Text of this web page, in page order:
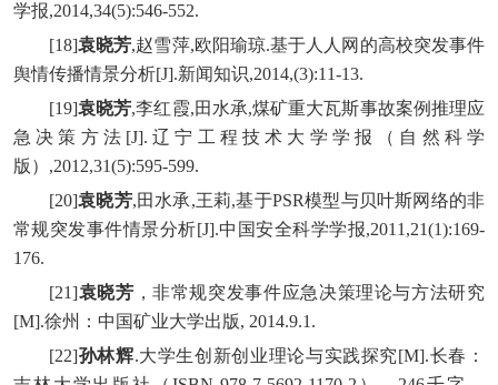
学报,2014,34(5):546-552.
[18]袁晓芳,赵雪萍,欧阳瑜琼.基于人人网的高校突发事件
舆情传播情景分析[J].新闻知识,2014,(3):11-13.
[19]袁晓芳,李红霞,田水承,煤矿重大瓦斯事故案例推理应
急决策方法[J].辽宁工程技术大学学报（自然科学
版）,2012,31(5):595-599.
[20]袁晓芳,田水承,王莉,基于PSR模型与贝叶斯网络的非
常规突发事件情景分析[J].中国安全科学学报,2011,21(1):169-
176.
[21]袁晓芳 ，非常规突发事件应急决策理论与方法研究
[M].徐州：中国矿业大学出版, 2014.9.1.
[22]孙林辉.大学生创新创业理论与实践探究[M].长春：